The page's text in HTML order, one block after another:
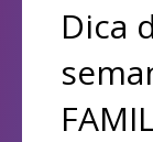
Dica